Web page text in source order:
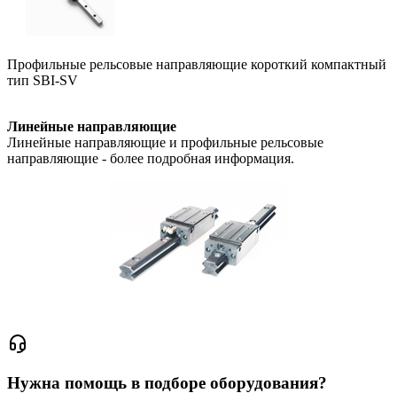
Профильные рельсовые направляющие короткий компактный
тип SBI-SV
Линейные направляющие
Линейные направляющие и профильные рельсовые
направляющие - более подробная информация.
Нужна помощь в подборе оборудования?